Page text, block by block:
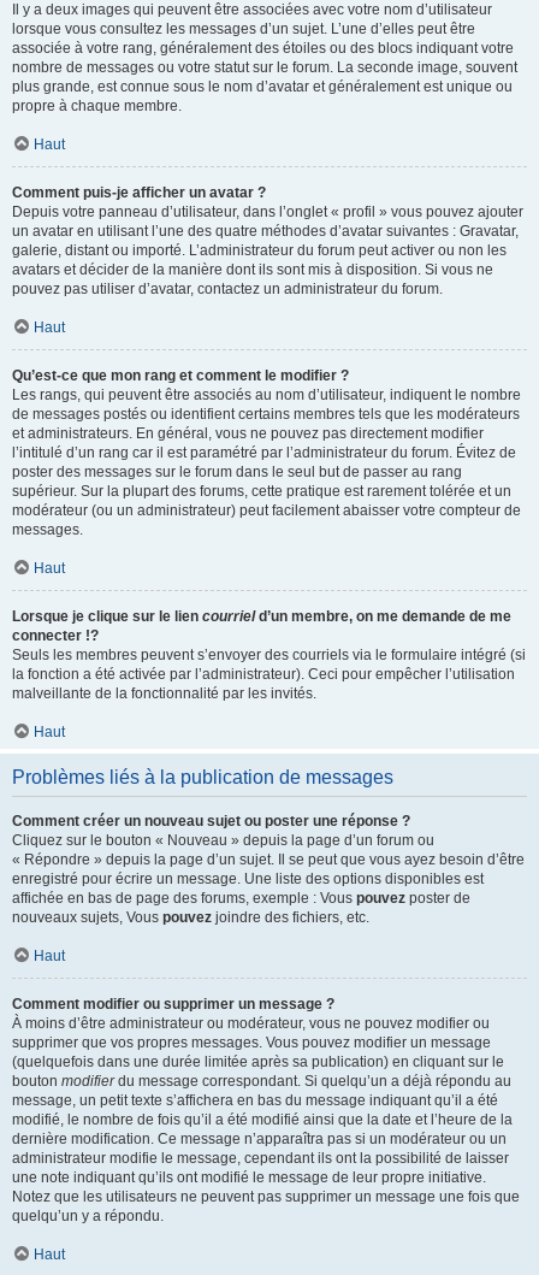
Il y a deux images qui peuvent être associées avec votre nom d’utilisateur
lorsque vous consultez les messages d’un sujet. L’une d’elles peut être
associée à votre rang, généralement des étoiles ou des blocs indiquant votre
nombre de messages ou votre statut sur le forum. La seconde image, souvent
plus grande, est connue sous le nom d’avatar et généralement est unique ou
propre à chaque membre.
Haut
Comment puis-je afficher un avatar ?
Depuis votre panneau d’utilisateur, dans l’onglet « profil » vous pouvez ajouter
un avatar en utilisant l’une des quatre méthodes d’avatar suivantes : Gravatar,
galerie, distant ou importé. L’administrateur du forum peut activer ou non les
avatars et décider de la manière dont ils sont mis à disposition. Si vous ne
pouvez pas utiliser d’avatar, contactez un administrateur du forum.
Haut
Qu’est-ce que mon rang et comment le modifier ?
Les rangs, qui peuvent être associés au nom d’utilisateur, indiquent le nombre
de messages postés ou identifient certains membres tels que les modérateurs
et administrateurs. En général, vous ne pouvez pas directement modifier
l’intitulé d’un rang car il est paramétré par l’administrateur du forum. Évitez de
poster des messages sur le forum dans le seul but de passer au rang
supérieur. Sur la plupart des forums, cette pratique est rarement tolérée et un
modérateur (ou un administrateur) peut facilement abaisser votre compteur de
messages.
Haut
Lorsque je clique sur le lien courrield’un membre, on me demande de me
connecter !?
Seuls les membres peuvent s’envoyer des courriels via le formulaire intégré (si
la fonction a été activée par l’administrateur). Ceci pour empêcher l’utilisation
malveillante de la fonctionnalité par les invités.
Haut
Problèmes liés à la publication de messages
Comment créer un nouveau sujet ou poster une réponse ?
Cliquez sur le bouton « Nouveau » depuis la page d’un forum ou
« Répondre » depuis la page d’un sujet. Il se peut que vous ayez besoin d’être
enregistré pour écrire un message. Une liste des options disponibles est
affichée en bas de page des forums, exemple : Vous pouvez poster de
nouveaux sujets, Vous pouvez joindre des fichiers, etc.
Haut
Comment modifier ou supprimer un message ?
À moins d’être administrateur ou modérateur, vous ne pouvez modifier ou
supprimer que vos propres messages. Vous pouvez modifier un message
(quelquefois dans une durée limitée après sa publication) en cliquant sur le
bouton modifierdu message correspondant. Si quelqu’un a déjà répondu au
message, un petit texte s’affichera en bas du message indiquant qu’il a été
modifié, le nombre de fois qu’il a été modifié ainsi que la date et l’heure de la
dernière modification. Ce message n’apparaîtra pas si un modérateur ou un
administrateur modifie le message, cependant ils ont la possibilité de laisser
une note indiquant qu’ils ont modifié le message de leur propre initiative.
Notez que les utilisateurs ne peuvent pas supprimer un message une fois que
quelqu’un y a répondu.
Haut